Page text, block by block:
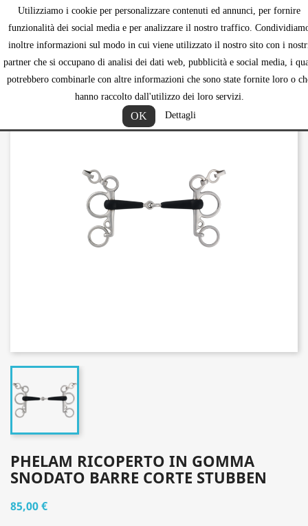
Utilizziamo i cookie per personalizzare contenuti ed annunci, per fornire
funzionalità dei social media e per analizzare il nostro traffico.
inoltre informazioni sul modo in cui viene utilizzato il nostro sito con i
partner che si occupano di analisi dei dati web, pubblicità e social media, i
potrebbero combinarle con altre informazioni che sono state fornite loro o
hanno raccolto dall'utilizzo dei loro servizi.
OK Dettagli

PHELAM RICOPERTO IN GOMMA
SNODATO BARRE CORTE STUBBEN
85,00 €